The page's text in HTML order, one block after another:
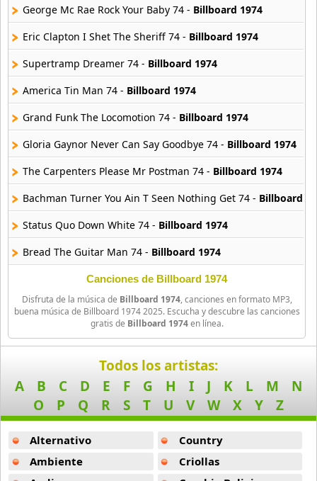
George Mc Rae Rock Your Baby 74 - Billboard 1974
Eric Clapton I Shet The Sheriff 74 - Billboard 1974
Supertramp Dreamer 74 - Billboard 1974
America Tin Man 74 - Billboard 1974
Grand Funk The Locomotion 74 - Billboard 1974
Gloria Gaynor Never Can Say Goodbye 74 - Billboard 1974
The Carpenters Please Mr Postman 74 - Billboard 1974
Bachman Turner You Ain T Seen Nothing Get 74 - Billboard
Status Quo Down White 74 - Billboard 1974
Bread The Guitar Man 74 - Billboard 1974
Canciones de Billboard 1974
Disfruta de la música de Billboard 1974, canciones en formato MP3,
buena música de Billboard 1974 2025. Escucha y descubre las canciones
gratis de Billboard 1974en línea.
Todos los artistas:
A
B C D E F G H I J K L M
N
O
P Q R S T U V W X Y Z
Alternativo
Ambiente
Country
Criollas